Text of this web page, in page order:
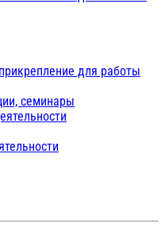
для работы
семинары